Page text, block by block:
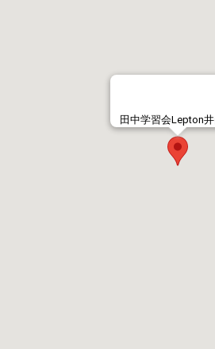
田中学習会Lepton